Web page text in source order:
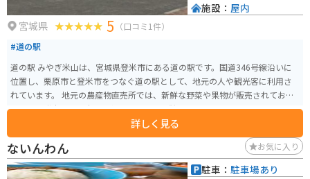
宮城県 5 （口コミ1件）
#道の駅
道の駅 みやぎ米山は、宮城県登米市にある道の駅です。国道346号線沿いに
位置し、栗原市と登米市をつなぐ道の駅として、地元の人や観光客に利用さ
れています。 地元の農産物直売所では、新鮮な野菜や果物が販売されてお
り、特に登米産のお米は人気です。また、併設されているレストランでは、
地元の食材を使った料理を楽しむことができます。おすすめは、登米産のブ
ランド豚「みやぎさとやまと豚」を使った豚丼です。 バイクで訪れる場合、
道の駅には広い駐車場が完備されているので安心です。周辺には、緑豊かな
丘陵地帯が広がっており、ツーリングの休憩スポットとしても最適です。栗
詳しく見る
施設： 屋内
ないんわん お気に入り
駐車： 駐車場あり